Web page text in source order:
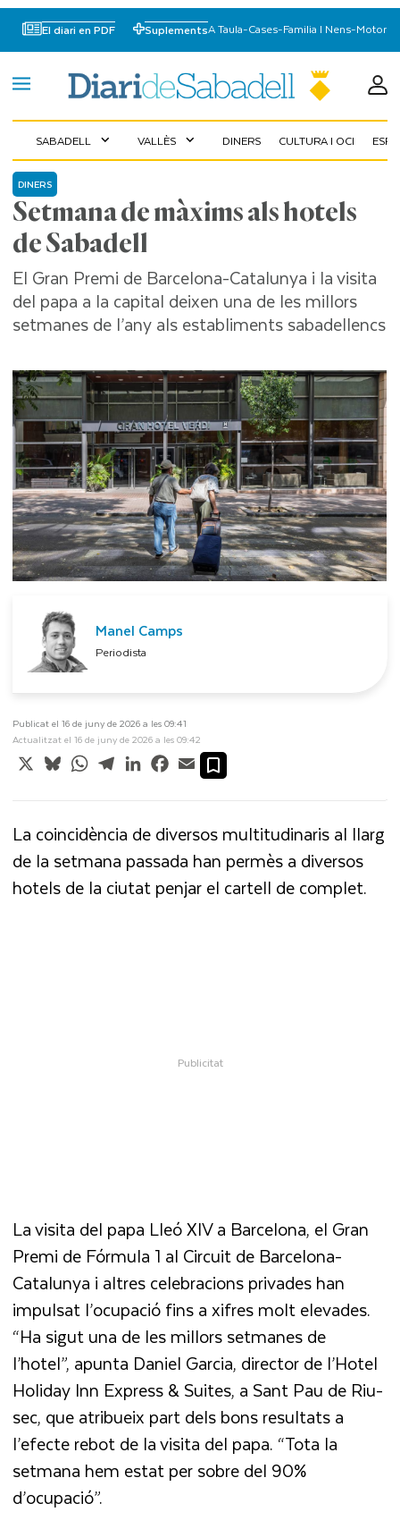
El diari en PDF SuplementsA Taula-Cases-Familia I Nens-Motor
SABADELL expand_more VALLÈS expand_more DINERS CULTURA I OCI
Setmana de màxims als hotels
de Sabadell
DINERS
El Gran Premi de Barcelona-Catalunya i la visita
del papa a la capital deixen una de les millors
setmanes de l’any als establiments sabadellencs
Manel Camps
Periodista
Publicat el 16 de juny de 2026 a les 09:41
Actualitzat el 16 de juny de 2026 a les 09:42
X BlueskyWhatsApp
TelegramLinkedInFacebook
Email
La coincidència de diversos multitudinaris al llarg
de la setmana passada han permès a diversos
hotels de la ciutat penjar el cartell de complet.
La visita del papa Lleó XIV a Barcelona, el Gran
Premi de Fórmula 1 al Circuit de Barcelona-
Catalunya i altres celebracions privades han
impulsat l’ocupació fins a xifres molt elevades.
“Ha sigut una de les millors setmanes de
l’hotel”, apunta Daniel Garcia, director de l’Hotel
Holiday Inn Express & Suites, a Sant Pau de Riu-
sec, que atribueix part dels bons resultats a
l’efecte rebot de la visita del papa. “Tota la
setmana hem estat per sobre del 90%
d’ocupació”.